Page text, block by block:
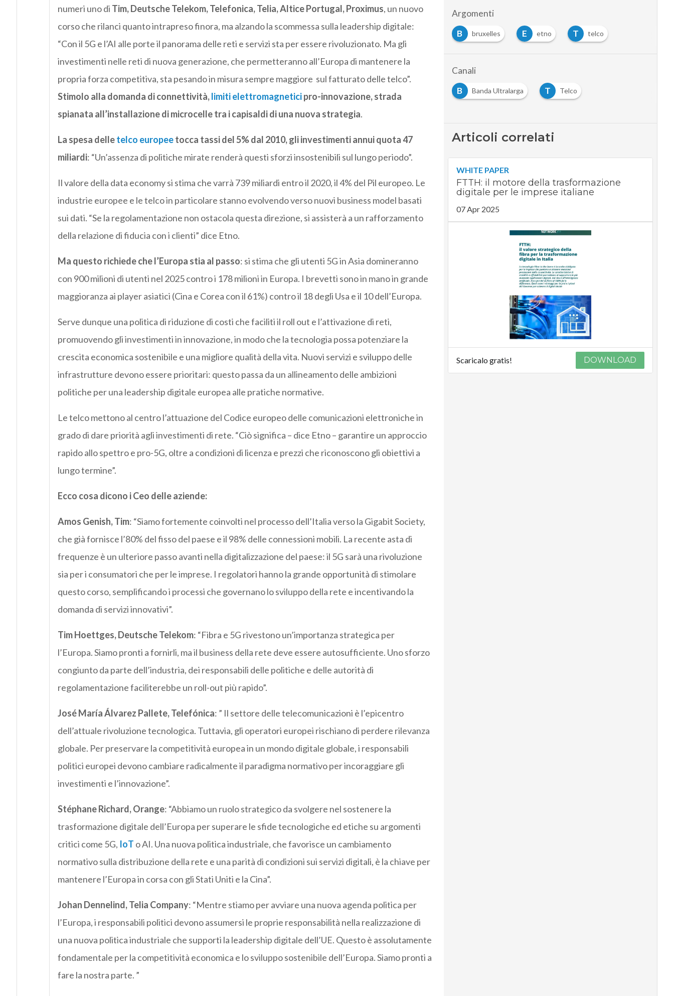
numeri uno di Tim, Deutsche Telekom, Telefonica, Telia, Altice Portugal, Proximus, un nuovo
corso che rilanci quanto intrapreso finora, ma alzando la scommessa sulla leadership digitale:
“Con il 5G e l’AI alle porte il panorama delle reti e servizi sta per essere rivoluzionato. Ma gli
investimenti nelle reti di nuova generazione, che permetteranno all’Europa di mantenere la
propria forza competitiva, sta pesando in misura sempre maggiore sul fatturato delle telco”.
Stimolo alla domanda di connettività,limiti elettromagneticipro-innovazione, strada
spianata all’installazione di microcelle tra i capisaldi di una nuova strategia.
La spesa delletelco europeetocca tassi del 5% dal 2010, gli investimenti annui quota 47
miliardi: “Un’assenza di politiche mirate renderà questi sforzi insostenibili sul lungo periodo”.
Il valore della data economy si stima che varrà 739 miliardi entro il 2020, il 4% del Pil europeo. Le
industrie europee e le telco in particolare stanno evolvendo verso nuovi business model basati
sui dati. “Se la regolamentazione non ostacola questa direzione, si assisterà a un rafforzamento
della relazione di fiducia con i clienti” dice Etno.
Ma questo richiede che l’Europa stia al passo: si stima che gli utenti 5G in Asia domineranno
con 900 milioni di utenti nel 2025 contro i 178 milioni in Europa. I brevetti sono in mano in grande
maggioranza ai player asiatici (Cina e Corea con il 61%) contro il 18 degli Usa e il 10 dell’Europa.
Serve dunque una politica di riduzione di costi che faciliti il roll out e l’attivazione di reti,
promuovendo gli investimenti in innovazione, in modo che la tecnologia possa potenziare la
crescita economica sostenibile e una migliore qualità della vita. Nuovi servizi e sviluppo delle
infrastrutture devono essere prioritari: questo passa da un allineamento delle ambizioni
politiche per una leadership digitale europea alle pratiche normative.
Le telco mettono al centro l’attuazione del Codice europeo delle comunicazioni elettroniche in
grado di dare priorità agli investimenti di rete. “Ciò significa – dice Etno – garantire un approccio
rapido allo spettro e pro-5G, oltre a condizioni di licenza e prezzi che riconoscono gli obiettivi a
lungo termine”.
Ecco cosa dicono i Ceo delle aziende:
Amos Genish, Tim: “Siamo fortemente coinvolti nel processo dell’Italia verso la Gigabit Society,
che già fornisce l’80% del fisso del paese e il 98% delle connessioni mobili. La recente asta di
frequenze è un ulteriore passo avanti nella digitalizzazione del paese: il 5G sarà una rivoluzione
sia per i consumatori che per le imprese. I regolatori hanno la grande opportunità di stimolare
questo corso, semplificando i processi che governano lo sviluppo della rete e incentivando la
domanda di servizi innovativi”.
Tim Hoettges, Deutsche Telekom: “Fibra e 5G rivestono un’importanza strategica per
l’Europa. Siamo pronti a fornirli, ma il business della rete deve essere autosufficiente. Uno sforzo
congiunto da parte dell’industria, dei responsabili delle politiche e delle autorità di
regolamentazione faciliterebbe un roll-out più rapido”.
José María Álvarez Pallete, Telefónica: ” Il settore delle telecomunicazioni è l’epicentro
dell’attuale rivoluzione tecnologica. Tuttavia, gli operatori europei rischiano di perdere rilevanza
globale. Per preservare la competitività europea in un mondo digitale globale, i responsabili
politici europei devono cambiare radicalmente il paradigma normativo per incoraggiare gli
investimenti e l’innovazione”.
Stéphane Richard, Orange: “Abbiamo un ruolo strategico da svolgere nel sostenere la
trasformazione digitale dell’Europa per superare le sfide tecnologiche ed etiche su argomenti
critici come 5G, IoT o AI. Una nuova politica industriale, che favorisce un cambiamento
normativo sulla distribuzione della rete e una parità di condizioni sui servizi digitali, è la chiave per
mantenere l’Europa in corsa con gli Stati Uniti e la Cina”.
Johan Dennelind, Telia Company: “Mentre stiamo per avviare una nuova agenda politica per
l’Europa, i responsabili politici devono assumersi le proprie responsabilità nella realizzazione di
una nuova politica industriale che supporti la leadership digitale dell’UE. Questo è assolutamente
fondamentale per la competitività economica e lo sviluppo sostenibile dell’Europa. Siamo pronti a
fare la nostra parte. ”
Argomenti
B
bruxelles E etno T telco
Canali
B
Banda Ultralarga T Telco
Articoli correlati
WHITE PAPER
FTTH: il motore della trasformazione
digitale per le imprese italiane
07 Apr 2025
Scaricalo gratis! DOWNLOAD